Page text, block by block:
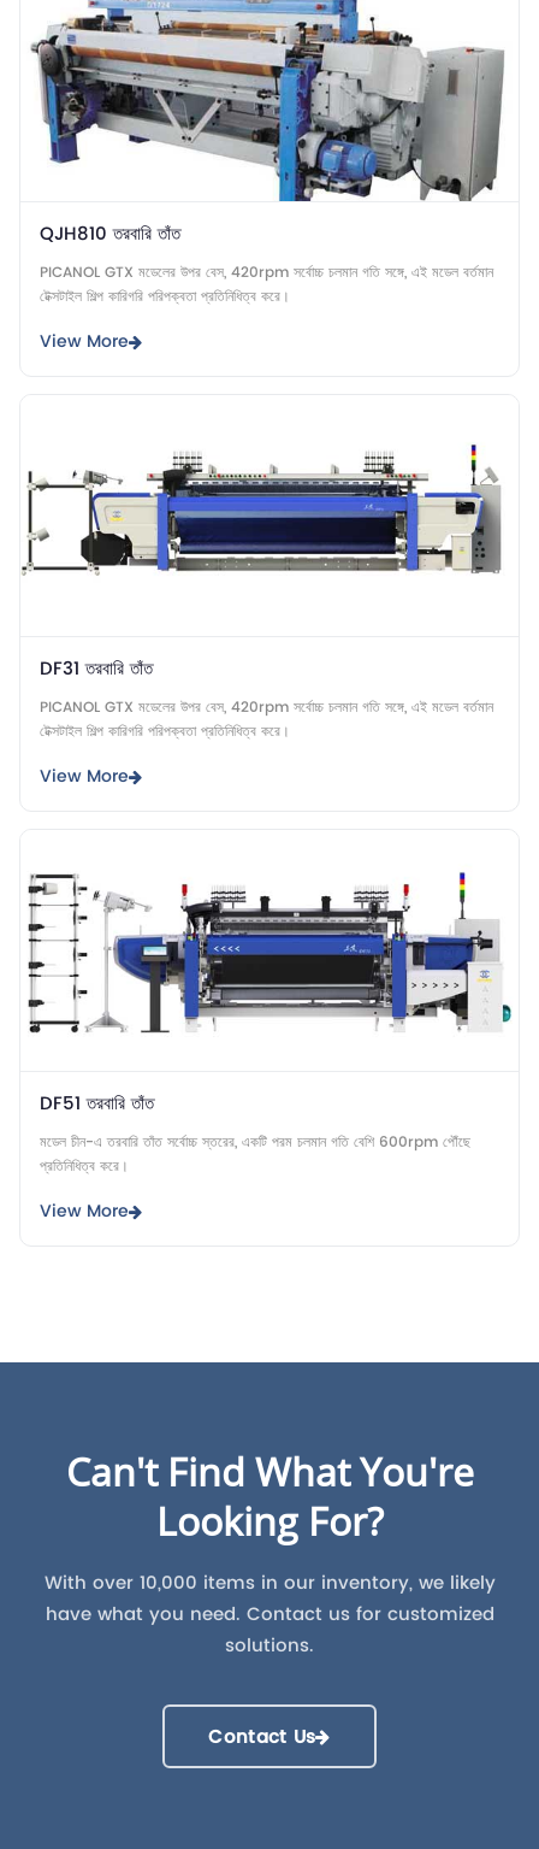
QJH810 তরবারি তাঁত
PICANOL GTX মডেলের উপর বেস, 420rpm সর্বোচ্চ চলমান গতি সঙ্গে, এই মডেল বর্তমান
টেক্সটাইল শিল্প কারিগরি পরিপক্বতা প্রতিনিধিত্ব করে।
View More
DF31 তরবারি তাঁত
PICANOL GTX মডেলের উপর বেস, 420rpm সর্বোচ্চ চলমান গতি সঙ্গে, এই মডেল বর্তমান
টেক্সটাইল শিল্প কারিগরি পরিপক্বতা প্রতিনিধিত্ব করে।
View More
DF51 তরবারি তাঁত
মডেল চীন-এ তরবারি তাঁত সর্বোচ্চ স্তরের, একটি পরম চলমান গতি বেশি 600rpm পৌঁছে
প্রতিনিধিত্ব করে।
View More
Can't Find What You're
Looking For?
With over 10,000 items in our inventory, we likely
have what you need. Contact us for customized
solutions.
Contact Us